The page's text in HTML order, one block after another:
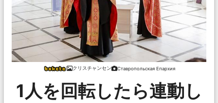
クリスチャンセン Ставропольская Епархия
1人を回転したら連動し